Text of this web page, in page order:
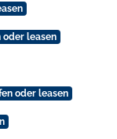
oder leasen
oder leasen